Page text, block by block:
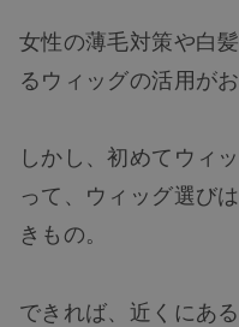
女性の薄毛対策や白
るウィッグの活用が
しかし、初めてウィ
って、ウィッグ選び
きもの。
できれば、近くにあ